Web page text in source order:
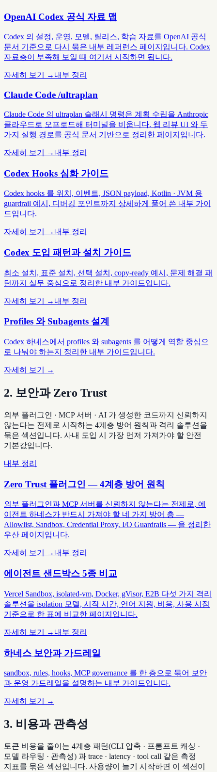
OpenAI Codex 공식 자료 맵
Codex 의 설정, 운영, 모델, 릴리스, 학습 자료를 OpenAI 공식
문서 기준으로 다시 묶은 내부 레퍼런스 페이지입니다. Codex
자료층이 부족해 보일 때 여기서 시작하면 됩니다.
자세히 보기 → 내부 정리
Claude Code /ultraplan
Claude Code 의 ultraplan 슬래시 명령은 계획 수립을 Anthropic
클라우드로 오프로드해 터미널을 비웁니다. 웹 리뷰 UI 와 두
가지 실행 경로를 공식 문서 기반으로 정리한 페이지입니다.
자세히 보기 → 내부 정리
Codex Hooks 심화 가이드
Codex hooks 를 위치, 이벤트, JSON payload, Kotlin · JVM 용
guardrail 예시, 디버깅 포인트까지 상세하게 풀어 쓴 내부 가이
드입니다.
자세히 보기 → 내부 정리
Codex 도입 패턴과 설치 가이드
최소 설치, 표준 설치, 선택 설치, copy-ready 예시, 문제 해결 패
턴까지 실무 중심으로 정리한 내부 가이드입니다.
자세히 보기 → 내부 정리
Profiles 와 Subagents 설계
Codex 하네스에서 profiles 와 subagents 를 어떻게 역할 중심으
로 나눠야 하는지 정리한 내부 가이드입니다.
자세히 보기 →
2. 보안과 Zero Trust
외부 플러그인 · MCP 서버 · AI 가 생성한 코드까지 신뢰하지
않는다는 전제로 시작하는 4계층 방어 원칙과 격리 솔루션을
묶은 섹션입니다. 사내 도입 시 가장 먼저 가져가야 할 안전
기본값입니다.
내부 정리
Zero Trust 플러그인 — 4계층 방어 원칙
외부 플러그인과 MCP 서버를 신뢰하지 않는다는 전제로, 에
이전트 하네스가 반드시 가져야 할 네 가지 방어 층 —
Allowlist, Sandbox, Credential Proxy, I/O Guardrails — 을 정리한
우산 페이지입니다.
자세히 보기 → 내부 정리
에이전트 샌드박스 5종 비교
Vercel Sandbox, isolated-vm, Docker, gVisor, E2B 다섯 가지 격리
솔루션을 isolation 모델, 시작 시간, 언어 지원, 비용, 사용 시점
기준으로 한 표에 비교한 페이지입니다.
자세히 보기 → 내부 정리
하네스 보안과 가드레일
sandbox, rules, hooks, MCP governance 를 한 층으로 묶어 보안
과 운영 가드레일을 설명하는 내부 가이드입니다.
자세히 보기 →
3. 비용과 관측성
토큰 비용을 줄이는 4계층 패턴(CLI 압축 · 프롬프트 캐싱 ·
모델 라우팅 · 관측성) 과 trace · latency · tool call 같은 측정
지표를 묶은 섹션입니다. 사용량이 늘기 시작하면 이 섹션이